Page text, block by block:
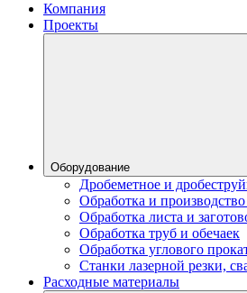
Компания
Проекты
Оборудование
Дробеметное и
Обработка и
Обработка листа и
Обработка труб и обечаек
Обработка углового
Станки лазерной резки,
Расходные материалы